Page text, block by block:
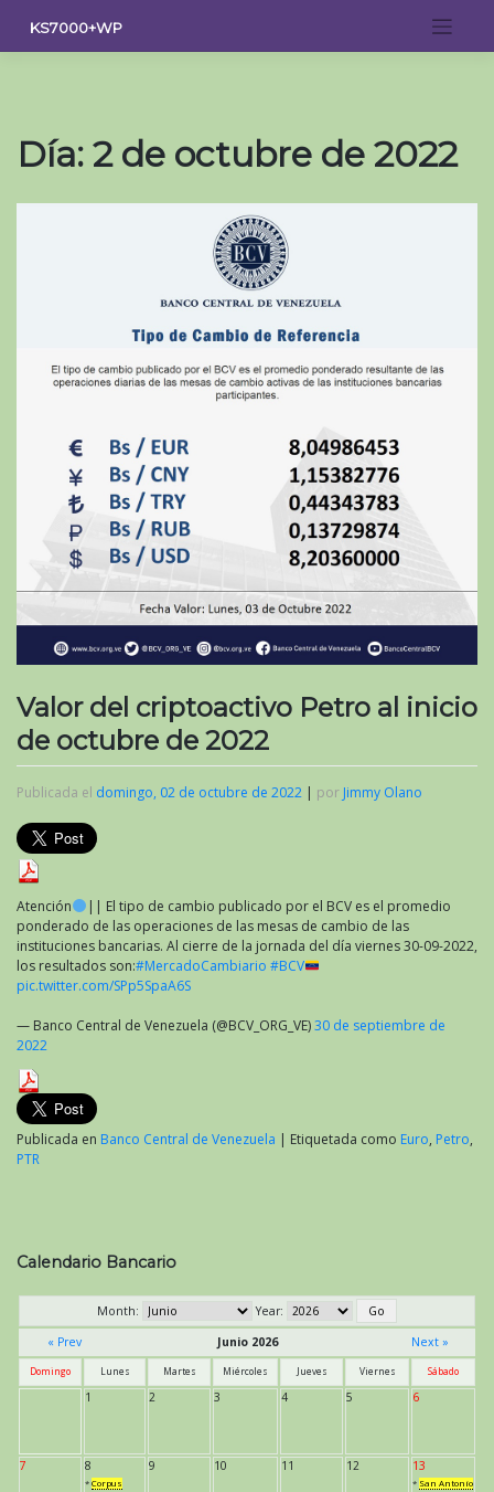
contenido
KS7000+WP
Día: 2 de octubre de 2022
Valor del criptoactivo Petro al inicio
de octubre de 2022
Publicada el domingo, 02 de octubre de 2022 | por Jimmy Olano
Atención
|| El tipo de cambio publicado por el BCV es el promedio
ponderado de las operaciones de las mesas de cambio de las
instituciones bancarias. Al cierre de la jornada del día viernes 30-09-2022,
los resultados son:#MercadoCambiario #BCV
pic.twitter.com/SPp5SpaA6S
— Banco Central de Venezuela (@BCV_ORG_VE)30 de septiembre de
2022
Publicada en Banco Central de Venezuela | Etiquetada como Euro, Petro,
PTR
Calendario Bancario
Month:
Year:
« Prev
Junio 2026 Next »
Domingo Lunes Martes Miércoles Jueves Viernes Sábado
1 2 3 4 5 6
7 8
* Corpus
9 10 11 12 13
* San Antonio